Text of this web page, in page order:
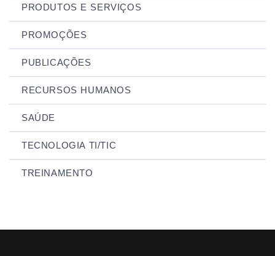
PRODUTOS E SERVIÇOS
PROMOÇÕES
PUBLICAÇÕES
RECURSOS HUMANOS
SAÚDE
TECNOLOGIA TI/TIC
TREINAMENTO